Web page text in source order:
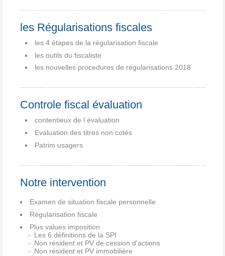
les Régularisations fiscales
les 4 étapes de la régularisation fiscale
les outils du fiscaliste
les nouvelles procedures de régularisations 2018
Controle fiscal évaluation
contentieux de l évaluation
Evaluation des titres non cotés
Patrim usagers
Notre intervention
Examen de situation fiscale personnelle
Régularisation fiscale
Plus values imposition
Les 6 définitions de la SPI
Non résident et PV de cession d'actions
Non résident et PV immobilière